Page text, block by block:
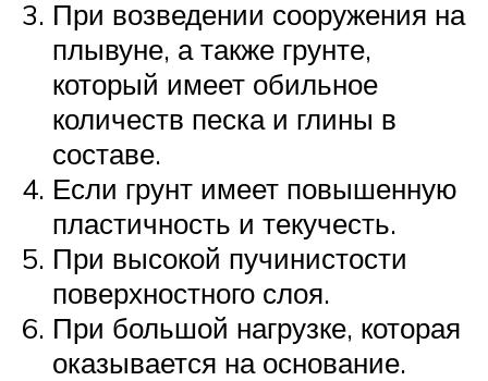
При возведении сооружения на
плывуне, а также грунте,
который имеет обильное
количеств песка и глины в
составе.
Если грунт имеет повышенную
пластичность и текучесть.
При высокой пучинистости
поверхностного слоя.
При большой нагрузке, которая
оказывается на основание.